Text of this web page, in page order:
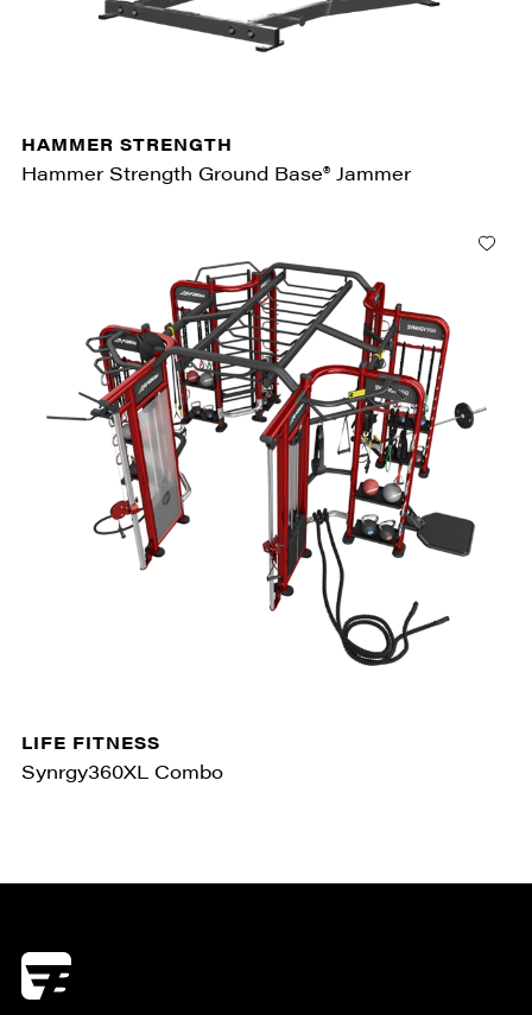
HAMMER STRENGTH
Hammer Strength Ground Base® Jammer
LIFE FITNESS
Synrgy360XL Combo